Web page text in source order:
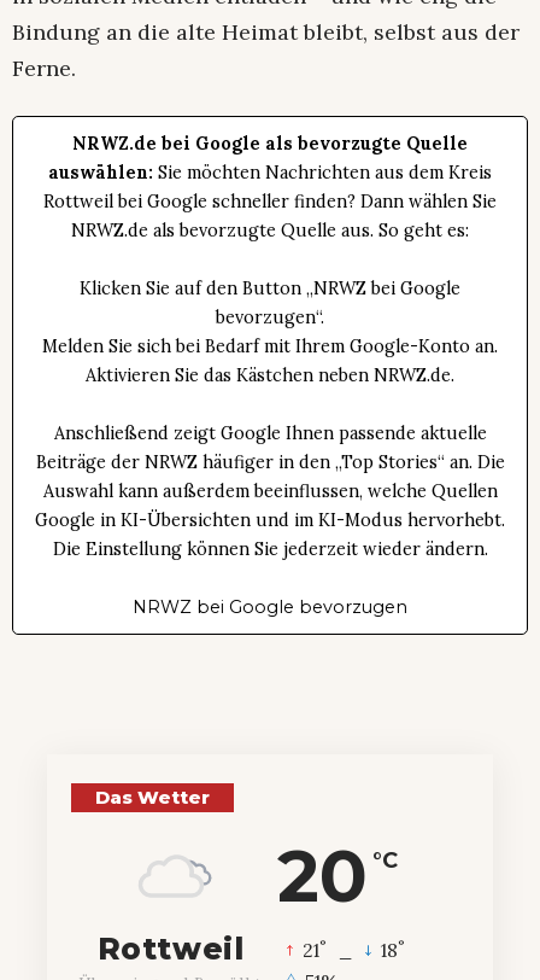
Bindung an die alte Heimat bleibt, selbst aus der
Ferne.
NRWZ.de bei Google als bevorzugte Quelle
auswählen: Sie möchten Nachrichten aus dem Kreis
Rottweil bei Google schneller finden? Dann wählen Sie
NRWZ.de als bevorzugte Quelle aus. So geht es:
Klicken Sie auf den Button „NRWZ bei Google
bevorzugen“.
Melden Sie sich bei Bedarf mit Ihrem Google-Konto an.
Aktivieren Sie das Kästchen neben NRWZ.de.
Anschließend zeigt Google Ihnen passende aktuelle
Beiträge der NRWZ häufiger in den „Top Stories“ an. Die
Auswahl kann außerdem beeinflussen, welche Quellen
Google in KI-Übersichten und im KI-Modus hervorhebt.
Die Einstellung können Sie jederzeit wieder ändern.
NRWZ bei Google bevorzugen
Das Wetter
20 °C
Rottweil 21° 18°